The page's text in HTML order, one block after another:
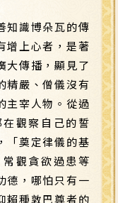
知識博朵瓦的傳
增上心者，是著
大傳播，顯見了
精嚴、僧儀沒有
主宰人物。從過
觀察自己的誓
「奠定律儀的基
觀貪欲過患等
德，哪怕只有一
賴種敦巴尊者的